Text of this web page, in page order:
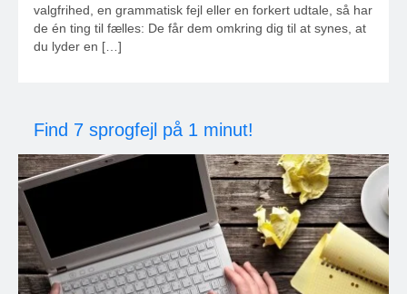
valgfrihed, en grammatisk fejl eller en forkert udtale, så har
de én ting til fælles: De får dem omkring dig til at synes, at
du lyder en […]
Find 7 sprogfejl på 1 minut!